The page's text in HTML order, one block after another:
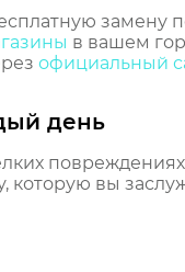
замену
в вашем
официальный
день
которую вы